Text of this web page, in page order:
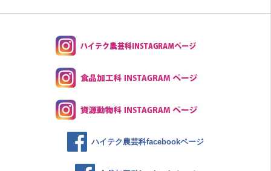
ハイテク農芸科facebookページ